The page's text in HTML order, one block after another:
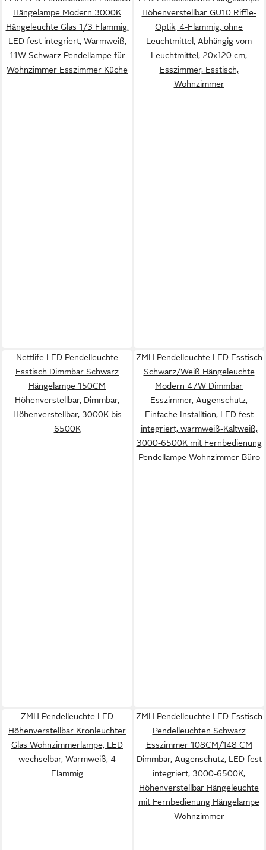
Hängelampe Modern 3000K
Hängeleuchte Glas 1/3 Flammig,
LED fest integriert, Warmweiß,
11W Schwarz Pendellampe für
Wohnzimmer Esszimmer Küche
Höhenverstellbar GU10 Riffle-
Optik, 4-Flammig, ohne
Leuchtmittel, Abhängig vom
Leuchtmittel, 20x120 cm,
Esszimmer, Esstisch,
Wohnzimmer
Nettlife LED Pendelleuchte
Esstisch Dimmbar Schwarz
Hängelampe 150CM
Höhenverstellbar, Dimmbar,
Höhenverstellbar, 3000K bis
6500K
ZMH Pendelleuchte LED Esstisch
Schwarz/Weiß Hängeleuchte
Modern 47W Dimmbar
Esszimmer, Augenschutz,
Einfache Installtion, LED fest
integriert, warmweiß-Kaltweiß,
3000-6500K mit Fernbedienung
Pendellampe Wohnzimmer Büro
ZMH Pendelleuchte LED
Höhenverstellbar Kronleuchter
Glas Wohnzimmerlampe, LED
wechselbar, Warmweiß, 4
Flammig
ZMH Pendelleuchte LED Esstisch
Pendelleuchten Schwarz
Esszimmer 108CM/148 CM
Dimmbar, Augenschutz, LED fest
integriert, 3000-6500K,
Höhenverstellbar Hängeleuchte
mit Fernbedienung Hängelampe
Wohnzimmer